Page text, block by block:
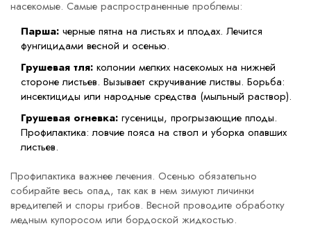
насекомые. Самые распространенные проблемы:
Парша: черные пятна на листьях и плодах. Лечится
фунгицидами весной и осенью.
Грушевая тля: колонии мелких насекомых на нижней
стороне листьев. Вызывает скручивание листвы. Борьба:
инсектициды или народные средства (мыльный раствор).
Грушевая огневка: гусеницы, прогрызающие плоды.
Профилактика: ловчие пояса на ствол и уборка опавших
листьев.
Профилактика важнее лечения. Осенью обязательно
собирайте весь опад, так как в нем зимуют личинки
вредителей и споры грибов. Весной проводите обработку
медным купоросом или бордоской жидкостью.